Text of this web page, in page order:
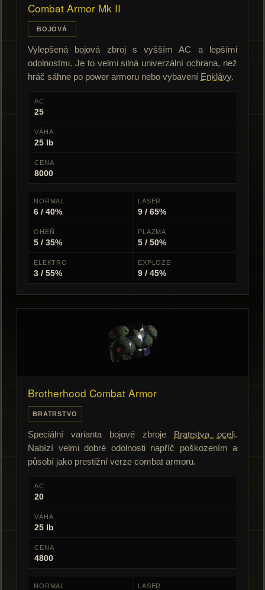
Combat Armor Mk II
BOJOVÁ
Vylepšená bojová zbroj s vyšším AC a lepšími
odolnostmi. Je to velmi silná univerzální ochrana, než
hráč sáhne po power armoru nebo vybavení Enklávy.
AC
25
VÁHA
25 lb
CENA
8000
NORMAL
6 / 40%
LASER
9 / 65%
OHEŇ
5 / 35%
PLAZMA
5 / 50%
ELEKTRO
3 / 55%
EXPLOZE
9 / 45%
Brotherhood Combat Armor
BRATRSTVO
Speciální varianta bojové zbroje Bratrstva oceli.
Nabízí velmi dobré odolnosti napříč poškozením a
působí jako prestižní verze combat armoru.
AC
20
VÁHA
25 lb
CENA
4800
NORMAL LASER